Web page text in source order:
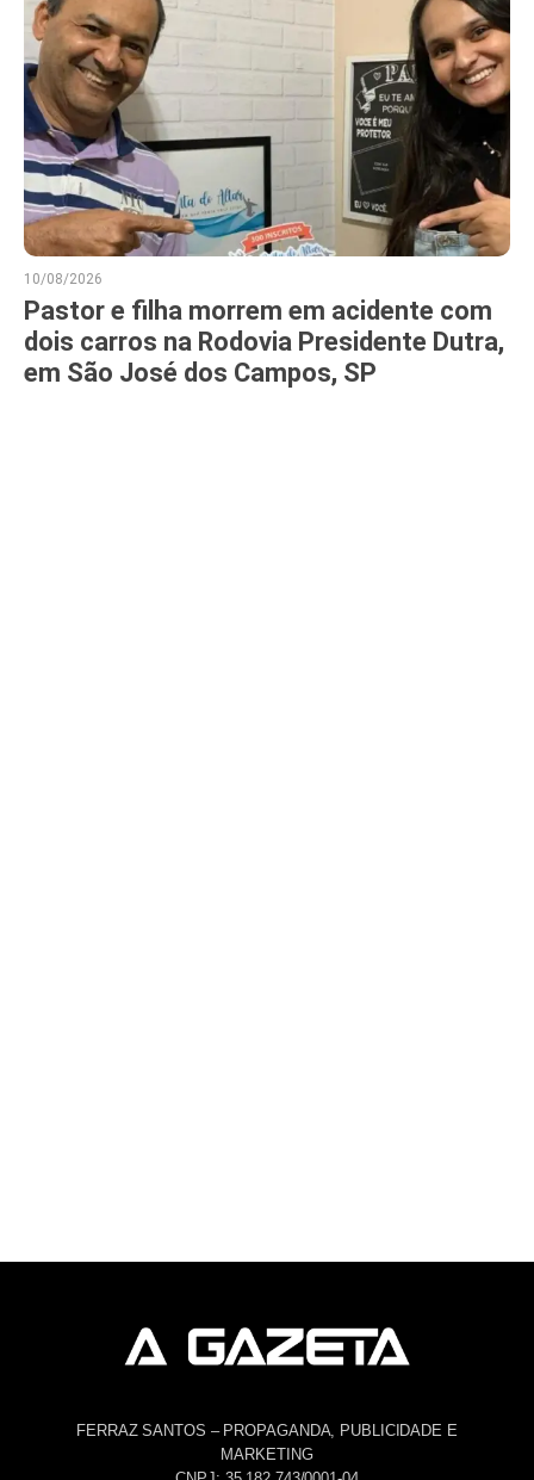
10/08/2026
Pastor e filha morrem em acidente com
dois carros na Rodovia Presidente Dutra,
em São José dos Campos, SP
FERRAZ SANTOS – PROPAGANDA, PUBLICIDADE E
MARKETING